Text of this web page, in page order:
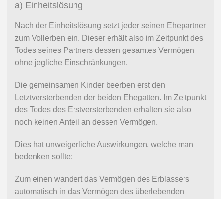
a) Einheitslösung
Nach der Einheitslösung setzt jeder seinen Ehepartner
zum Vollerben ein. Dieser erhält also im Zeitpunkt des
Todes seines Partners dessen gesamtes Vermögen
ohne jegliche Einschränkungen.
Die gemeinsamen Kinder beerben erst den
Letztversterbenden der beiden Ehegatten. Im Zeitpunkt
des Todes des Erstversterbenden erhalten sie also
noch keinen Anteil an dessen Vermögen.
Dies hat unweigerliche Auswirkungen, welche man
bedenken sollte:
Zum einen wandert das Vermögen des Erblassers
automatisch in das Vermögen des überlebenden